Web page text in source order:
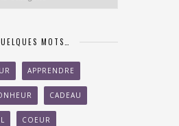
MOTS…
APPRENDRE
CADEAU
COEUR